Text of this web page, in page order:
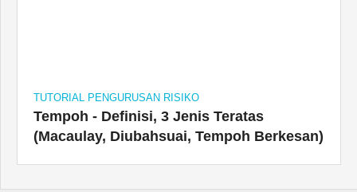
TUTORIAL PENGURUSAN RISIKO
Tempoh - Definisi, 3 Jenis Teratas
(Macaulay, Diubahsuai, Tempoh Berkesan)